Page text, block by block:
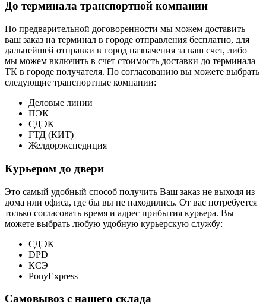
До терминала транспортной компании
По предварительной договоренности мы можем доставить
ваш заказ на терминал в городе отправления бесплатно, для
дальнейшей отправки в город назначения за ваш счет, либо
мы можем включить в счет стоимость доставки до терминала
ТК в городе получателя. По согласованию вы можете выбрать
следующие транспортные компании:
Деловые линии
ПЭК
СДЭК
ГТД (КИТ)
Желдорэкспедиция
Курьером до двери
Это самый удобный способ получить Ваш заказ не выходя из
дома или офиса, где бы вы не находились. От вас потребуется
только согласовать время и адрес прибытия курьера. Вы
можете выбрать любую удобную курьерскую службу:
СДЭК
DPD
КСЭ
PonyExpress
Самовывоз с нашего склада